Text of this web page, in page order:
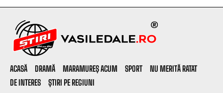
ACASĂ DRAMĂ MARAMUREȘ ACUM SPORT
NU MERITĂ RATAT
DE INTERES
ȘTIRI PE REGIUNI